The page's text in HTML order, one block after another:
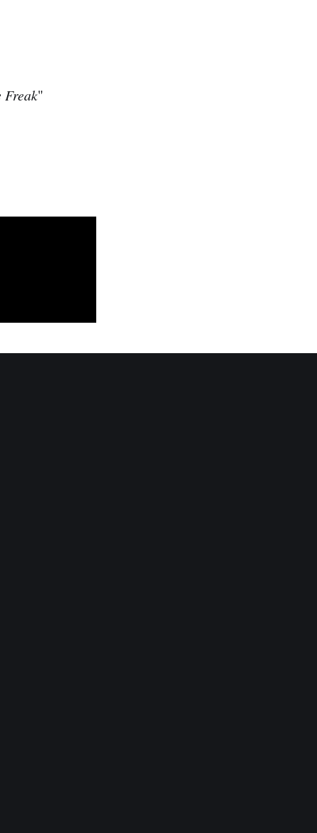
Freak"